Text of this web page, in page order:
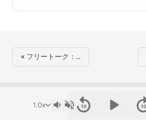
« フリートーク：…